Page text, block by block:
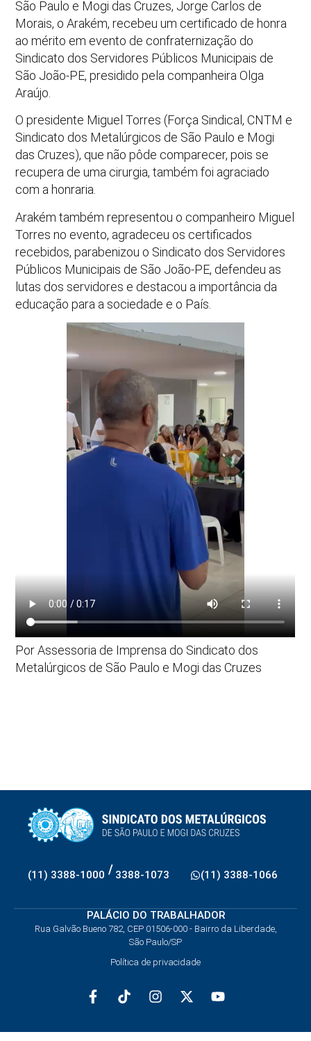
São Paulo e Mogi das Cruzes, Jorge Carlos de
Morais, o Arakém, recebeu um certificado de honra
ao mérito em evento de confraternização do
Sindicato dos Servidores Públicos Municipais de
São João-PE, presidido pela companheira Olga
Araújo.
O presidente Miguel Torres (Força Sindical, CNTM e
Sindicato dos Metalúrgicos de São Paulo e Mogi
das Cruzes), que não pôde comparecer, pois se
recupera de uma cirurgia, também foi agraciado
com a honraria.
Arakém também representou o companheiro Miguel
Torres no evento, agradeceu os certificados
recebidos, parabenizou o Sindicato dos Servidores
Públicos Municipais de São João-PE, defendeu as
lutas dos servidores e destacou a importância da
educação para a sociedade e o País.
Por Assessoria de Imprensa do Sindicato dos
Metalúrgicos de São Paulo e Mogi das Cruzes
(11) 3388-1000 / 3388-1073 (11) 3388-1066
PALÁCIO DO TRABALHADOR
Rua Galvão Bueno 782, CEP 01506-000 - Bairro da Liberdade,
São Paulo/SP
Política de privacidade